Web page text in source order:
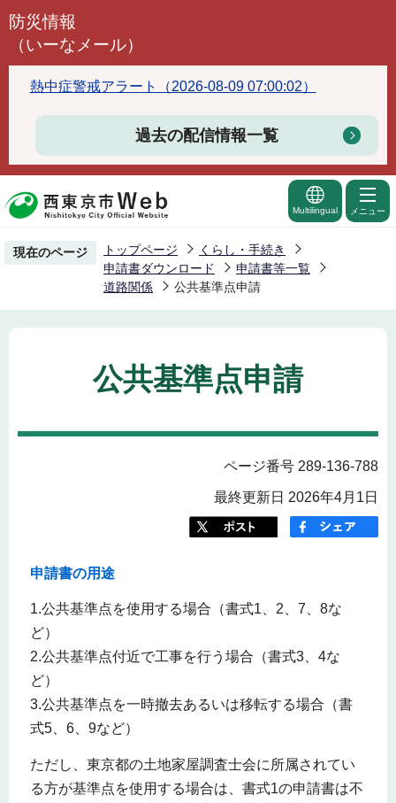
こ
頭
で
防災情報
（いーなメール）
熱中症警戒アラート（2026-08-09 07:00:02）
過去の配信情報一覧
Multilingual メニュー
現在のページ トップページ
くらし・手続き
申請書ダウンロード
申請書等一覧
道路関係
公共基準点申請
公共基準点申請
ページ番号 289-136-788
最終更新日 2026年4月1日
申請書の用途
1.公共基準点を使用する場合（書式1、2、7、8な
ど）
2.公共基準点付近で工事を行う場合（書式3、4な
ど）
3.公共基準点を一時撤去あるいは移転する場合（書
式5、6、9など）
ただし、東京都の土地家屋調査士会に所属されてい
る方が基準点を使用する場合は、書式1の申請書は不